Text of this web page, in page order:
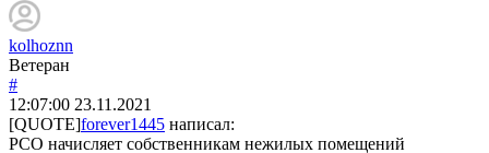
kolhoznn
Ветеран
#
12:07:00 23.11.2021
[QUOTE]forever1445 написал:
РСО начисляет собственникам нежилых помещений